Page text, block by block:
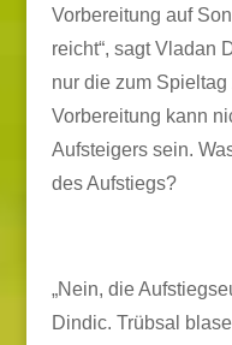
Vorbereitung auf
reicht“, sagt Vladan
nur die zum
Vorbereitung kann
Aufsteigers sein.
des Aufstiegs?
„Nein, die
Dindic. Trübsal